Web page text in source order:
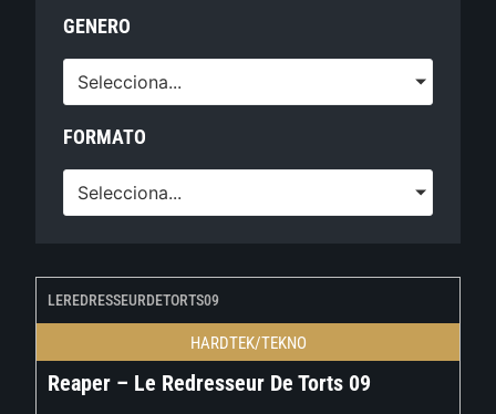
GENERO
Selecciona...
FORMATO
Selecciona...
LEREDRESSEURDETORTS09
HARDTEK/TEKNO
Reaper – Le Redresseur De Torts 09